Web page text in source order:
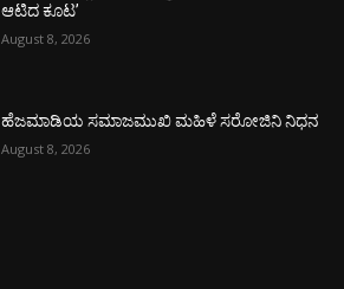
ಆಟಿದ ಕೂಟ’
August 8, 2026
ಹೆಜಮಾಡಿಯ ಸಮಾಜಮುಖಿ ಮಹಿಳೆ ಸರೋಜಿನಿ ನಿಧನ
August 8, 2026